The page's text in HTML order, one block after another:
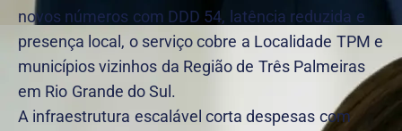
novos números com DDD 54, latência reduzida e
presença local, o serviço cobre a Localidade TPM e
municípios vizinhos da Região de Três Palmeiras
em Rio Grande do Sul.
A infraestrutura escalável corta despesas com